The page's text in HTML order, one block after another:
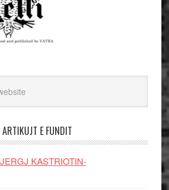
ARTIKUJT E FUNDIT
KASTRIOTIN-